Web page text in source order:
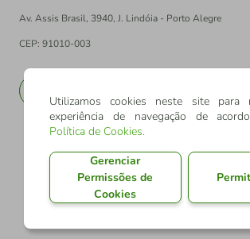
Av. Assis Brasil, 3940, J. Lindóia - Porto Alegre
CEP: 91010-003
Utilizamos cookies neste site para
experiência de navegação de
Política de Cookies.
Gerenciar
Permissões de
Cookies